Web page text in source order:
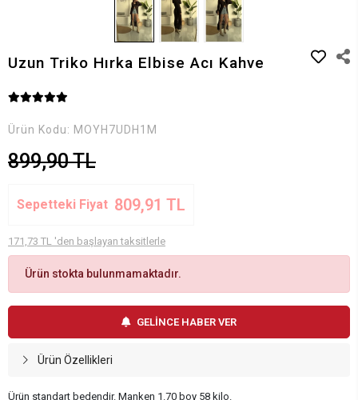
Uzun Triko Hırka Elbise Acı Kahve
Ürün Kodu: MOYH7UDH1M
899,90 TL
Sepetteki Fiyat 809,91 TL
171,73 TL 'den başlayan taksitlerle
Ürün stokta bulunmamaktadır.
GELİNCE HABER VER
Ürün Özellikleri
Ürün standart bedendir. Manken 1.70 boy 58 kilo.